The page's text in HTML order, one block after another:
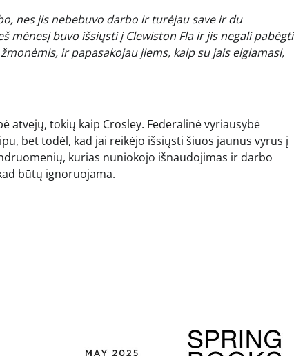
nes jis nebebuvo darbo ir turėjau save ir du
mėnesį buvo išsiųsti į Clewiston Fla ir jis negali pabėgti
ir papasakojau jiems, kaip su jais elgiamasi,
atvejų, tokių kaip Crosley. Federalinė vyriausybė
bet todėl, kad jai reikėjo išsiųsti šiuos jaunus vyrus į
kurias nuniokojo išnaudojimas ir darbo
būtų ignoruojama.